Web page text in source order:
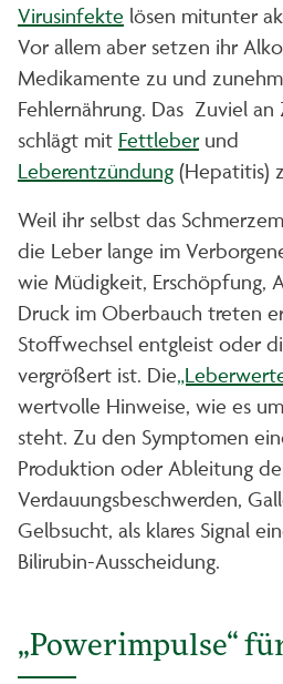
Virusinfekte lösen mitunter
Vor allem aber setzen ihr
Medikamente zu und
Fehlernährung. Das Zuviel
schlägt mit Fettleberund
Leberentzündung (Hepatitis)
Weil ihr selbst das
die Leber lange im
wie Müdigkeit, Erschöpfung,
Druck im Oberbauch treten
Stoffwechsel entgleist oder
vergrößert ist. Die
wertvolle Hinweise, wie es
steht. Zu den Symptomen
Produktion oder Ableitung
Verdauungsbeschwerden,
Gelbsucht, als klares Signal
Bilirubin-Ausscheidung.
„Powerimpulse“